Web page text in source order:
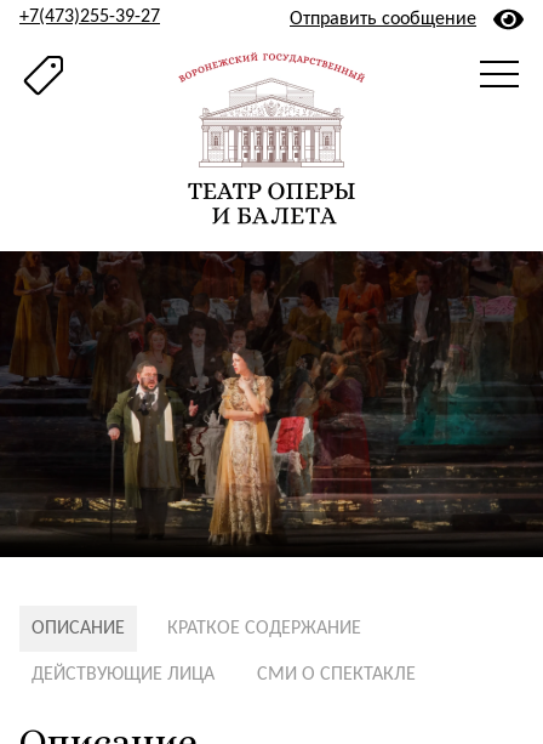
+7(473)255-39-27 Отправить сообщение
ОПИСАНИЕ КРАТКОЕ СОДЕРЖАНИЕ
ДЕЙСТВУЮЩИЕ ЛИЦА СМИ О СПЕКТАКЛЕ